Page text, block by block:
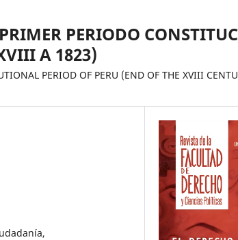
PERIODO
A 1823)
PERIOD OF PERU (END OF THE XVIII